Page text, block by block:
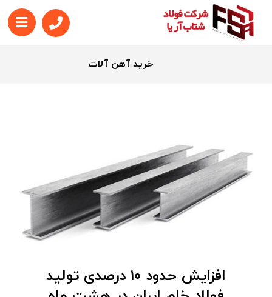
خرید آهن آلات
افزایش حدود ۱۰ درصدی تولید